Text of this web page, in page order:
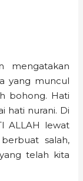
mengatakan
yang muncul
bohong. Hati
hati nurani. Di
ALLAH lewat
salah,
telah kita